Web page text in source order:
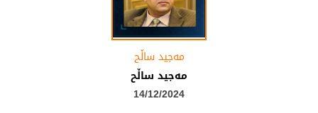
مەجید ساڵح
مەجید ساڵح
14/12/2024